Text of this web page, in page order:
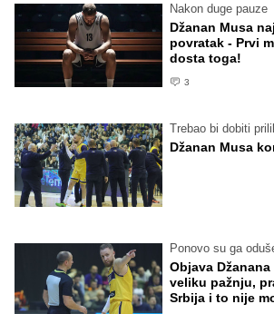
Nakon duge pauze
Džanan Musa
povratak - Prvi
dosta toga!
3
Trebao bi dobiti
Džanan Musa
Ponovo su ga
Objava
veliku pažnju,
Srbija i to nije